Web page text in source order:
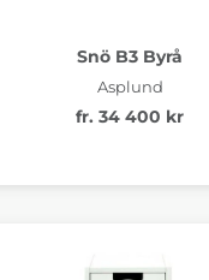
Snö B3 Byrå
Asplund
fr. 34 400 kr